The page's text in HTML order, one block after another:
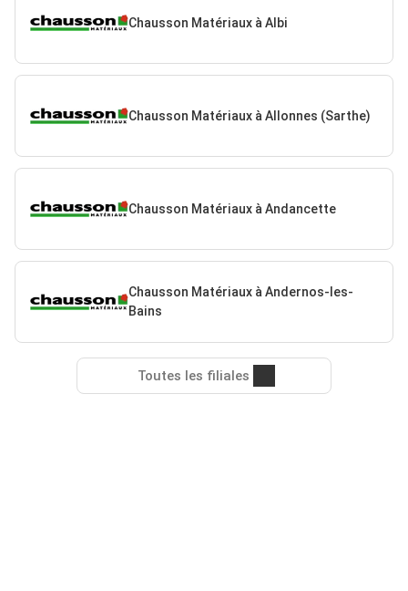
Chausson Matériaux à Albi
Chausson Matériaux à Allonnes (Sarthe)
Chausson Matériaux à Andancette
Chausson Matériaux à Andernos-les-
Bains
Toutes les filiales